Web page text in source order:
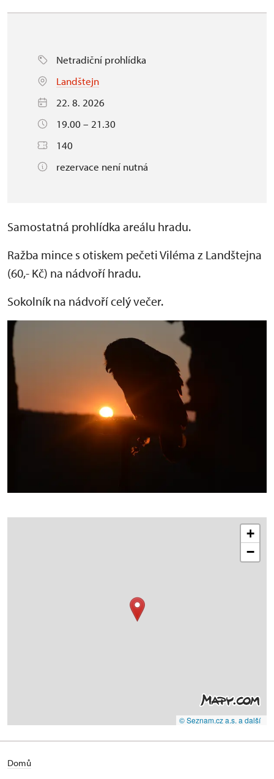
Netradiční prohlídka
Landštejn
22. 8. 2026
19.00 – 21.30
140
rezervace není nutná
Samostatná prohlídka areálu hradu.
Ražba mince s otiskem pečeti Viléma z Landštejna
(60,- Kč) na nádvoří hradu.
Sokolník na nádvoří celý večer.
+
−
© Seznam.cz a.s. a další
Domů